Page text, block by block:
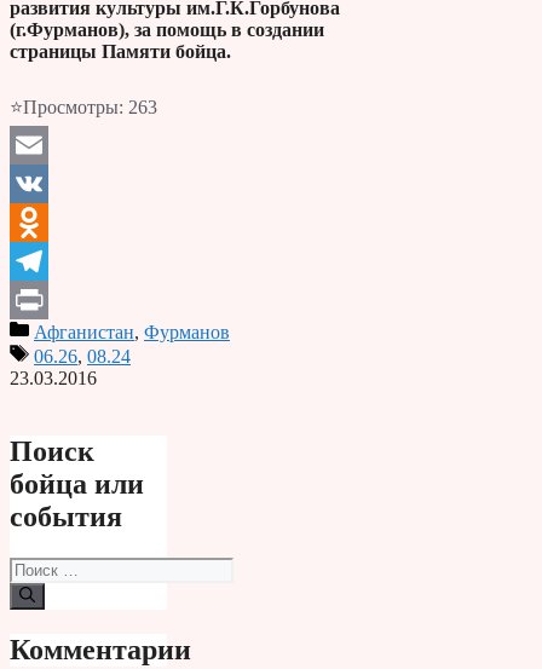
развития культуры им.Г.К.Горбунова
(г.Фурманов), за помощь в создании
страницы Памяти бойца.
⭐Просмотры: 263
Email
VK
Odnoklassniki
Telegram
PrintАфганистан, Фурманов
06.26, 08.24
23.03.2016
Поиск
бойца или
события
Поиск:
Комментарии